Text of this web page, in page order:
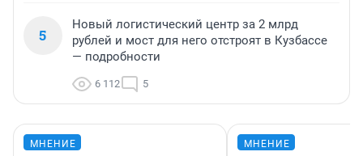
5
Новый логистический центр за 2 млрд
рублей и мост для него отстроят в Кузбассе
— подробности
6 112 5
МНЕНИЕ МНЕНИЕ